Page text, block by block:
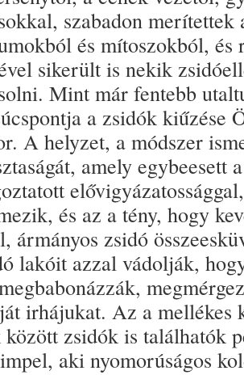
szabadon
és mítoszokból, és
sikerült is nekik
Mint már fentebb
a zsidók kiűzése
A helyzet, a módszer
amely egybeesett
és az a tény, hogy
ármányos zsidó
lakóit azzal vádolják,
irhájukat. Az a mellékes
között zsidók is találhatók
aki nyomorúságos